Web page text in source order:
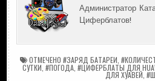
Администратор
Циферблатов!
ОТМЕЧЕНО #ЗАРЯД БАТАРЕИ
СУТКИ #ПОГОДА #ЦИФЕРБЛАТЫ ДЛЯ
ДЛЯ ХУАВЕЙ